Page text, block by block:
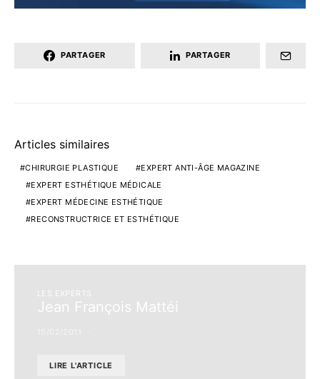
PARTAGER PARTAGER
Articles similaires
CHIRURGIE PLASTIQUE
EXPERT ANTI-ÂGE MAGAZINE
EXPERT ESTHÉTIQUE MÉDICALE
EXPERT MÉDECINE ESTHÉTIQUE
RECONSTRUCTRICE ET ESTHÉTIQUE
LES EXPERTS
Jean François Mattéi
LIRE L'ARTICLE